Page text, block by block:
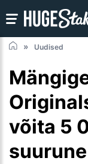
Uudised
võita 5